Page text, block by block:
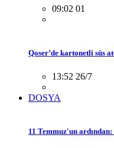
09:02 01
Qoser’de kartonetli süs
13:52 26/7
DOSYA
11 Temmuz'un